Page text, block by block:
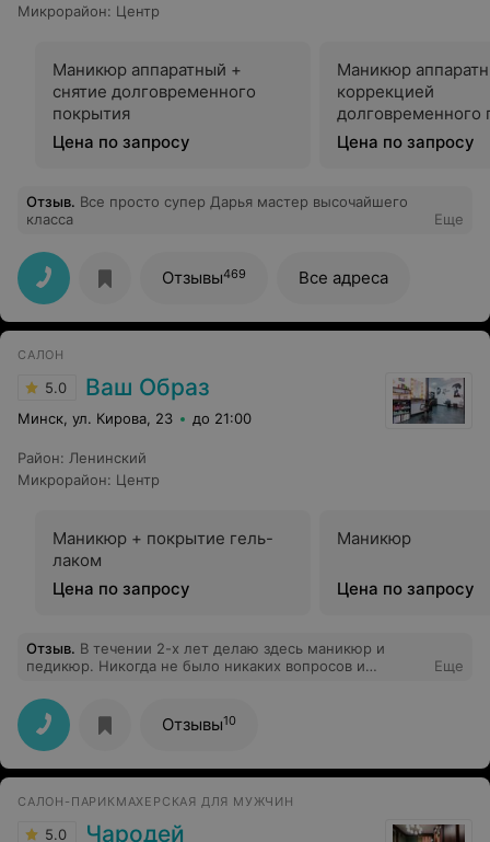
Микрорайон: Центр
Маникюр аппаратный +
снятие долговременного
покрытия
Цена по запросу
Маникюр
коррекцией
долговременного
Цена по запросу
Отзыв. Все просто супер Дарья мастер высочайшего
класса
Еще
Отзывы469 Все адреса
САЛОН
5.0 Ваш Образ
Минск, ул. Кирова, 23 до 21:00
Район: Ленинский
Микрорайон: Центр
Маникюр + покрытие гель-
лаком
Цена по запросу
Маникюр
Цена по запросу
Отзыв. В течении 2-х лет делаю здесь маникюр и
педикюр. Никогда не было никаких вопросов и
Еще
Отзывы10
САЛОН-ПАРИКМАХЕРСКАЯ ДЛЯ МУЖЧИН
5.0 Чародей